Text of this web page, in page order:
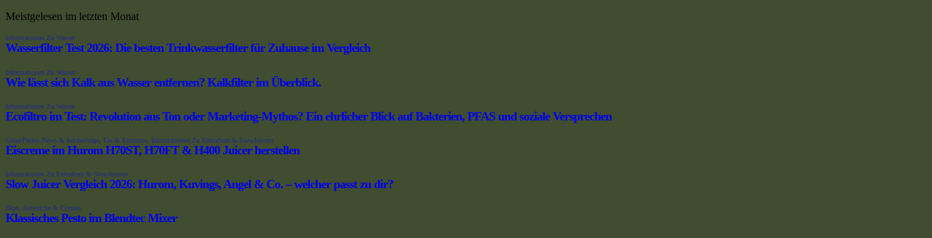
Meistgelesen im letzten Monat